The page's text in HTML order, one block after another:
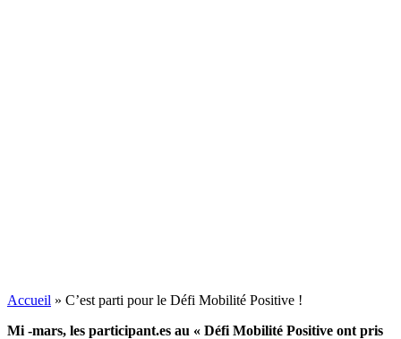
Accueil » C’est parti pour le Défi Mobilité Positive !
Mi -mars, les participant.es au « Défi Mobilité Positive ont pris